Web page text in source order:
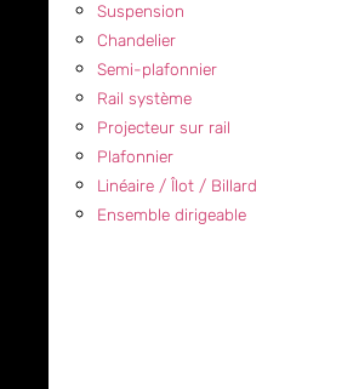
Suspension
Chandelier
Semi-plafonnier
Rail système
Projecteur sur rail
Plafonnier
Linéaire / Îlot / Billard
Ensemble dirigeable